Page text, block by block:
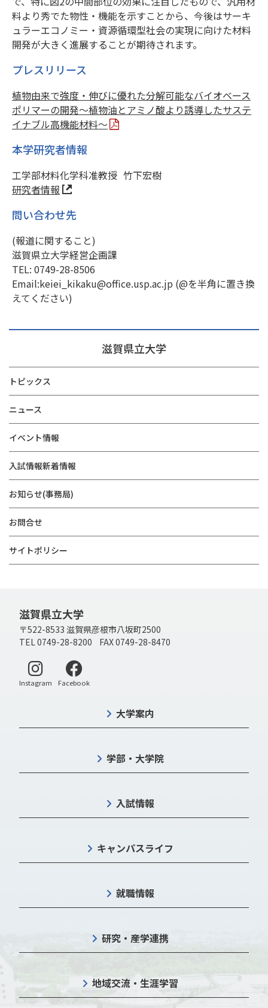
滋賀県立大学
トピックス
ニュース
イベント情報
入試情報新着情報
お知らせ(事務局)
お問合せ
サイトポリシー
料より秀でた物性・機能を示すことから、今後はサーキ
ュラーエコノミー・資源循環型社会の実現に向けた材料
開発が大きく進展することが期待されます。
プレスリリース
植物由来で強度・伸びに優れた分解可能なバイオベース
ポリマーの開発～植物油とアミノ酸より誘導したサステ
イナブル高機能材料～
本学研究者情報
工学部材料化学科准教授 竹下宏樹
研究者情報
問い合わせ先
(報道に関すること)
滋賀県立大学経営企画課
TEL: 0749-28-8506
Email:keiei_kikaku@office.usp.ac.jp (@を半角に置き換
えてください)
滋賀県立大学
〒522-8533 滋賀県彦根市八坂町2500
TEL 0749-28-8200 FAX 0749-28-8470
Instagram 別ウィンドウで開く
Facebook別ウィンドウで開く
大学案内
学部・大学院
入試情報
キャンパスライフ
就職情報
研究・産学連携
地域交流・生涯学習